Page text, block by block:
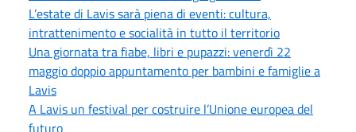
L’estate di Lavis sarà piena di eventi: cultura,
intrattenimento e socialità in tutto il territorio
Una giornata tra fiabe, libri e pupazzi: venerdì 22
maggio doppio appuntamento per bambini e famiglie a
Lavis
A Lavis un festival per costruire l’Unione europea del
futuro